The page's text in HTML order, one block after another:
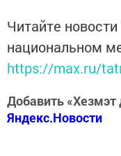
Читайте
национальном
https://max.ru/
Добавить «Хезмэт
Яндекс.Новости